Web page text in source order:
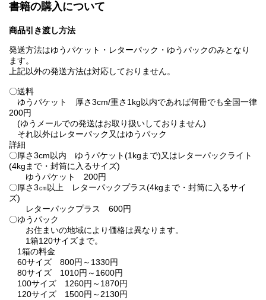
書籍の購入について
商品引き渡し方法
発送方法はゆうパケット・レターパック・ゆうパックのみとなり
ます。
上記以外の発送方法は対応しておりません。
〇送料
ゆうパケット 厚さ3cm/重さ1kg以内であれば何冊でも全国一律
200円
(ゆうメールでの発送はお取り扱いしておりません)
それ以外はレターパック又はゆうパック
詳細
〇厚さ3cm以内 ゆうパケット(1kgまで)又はレターパックライト
(4kgまで・封筒に入るサイズ)
ゆうパケット 200円
〇厚さ3㎝以上 レターパックプラス(4kgまで・封筒に入るサイ
ズ)
レターパックプラス 600円
〇ゆうパック
お住まいの地域により価格は異なります。
1箱120サイズまで。
1箱の料金
60サイズ 800円～1330円
80サイズ 1010円～1600円
100サイズ 1260円～1870円
120サイズ 1500円～2130円